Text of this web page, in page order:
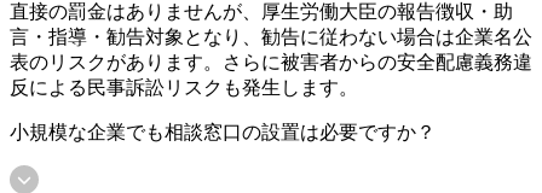
直接の罰金はありませんが、厚生労働大臣の報告徴収・助
言・指導・勧告対象となり、勧告に従わない場合は企業名公
表のリスクがあります。さらに被害者からの安全配慮義務違
反による民事訴訟リスクも発生します。
小規模な企業でも相談窓口の設置は必要ですか？